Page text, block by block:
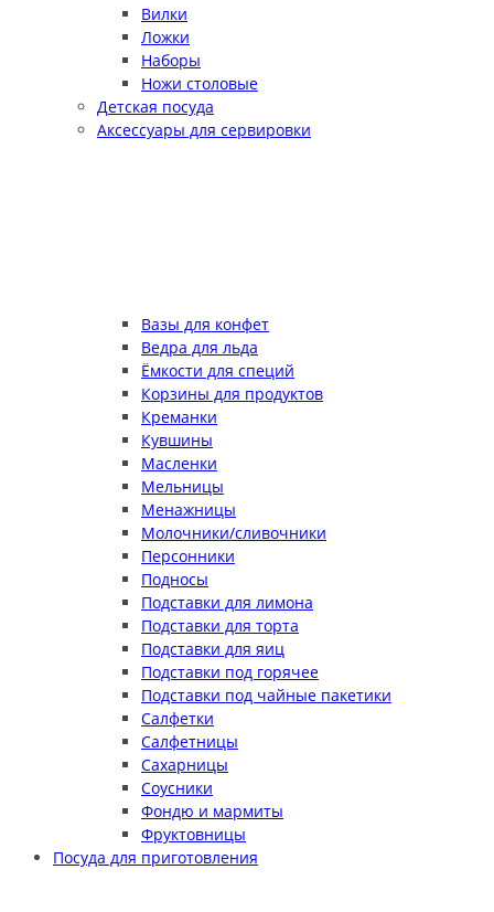
Вилки
Ложки
Наборы
Ножи столовые
Детская посуда
Аксессуары для сервировки
Вазы для конфет
Ведра для льда
Ёмкости для специй
Корзины для продуктов
Креманки
Кувшины
Масленки
Мельницы
Менажницы
Молочники/сливочники
Персонники
Подносы
Подставки для лимона
Подставки для торта
Подставки для яиц
Подставки под горячее
Подставки под чайные пакетики
Салфетки
Салфетницы
Сахарницы
Соусники
Фондю и мармиты
Фруктовницы
Посуда для приготовления